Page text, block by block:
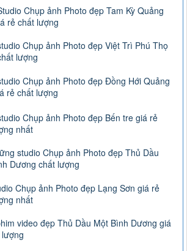
Chụp ảnh Photo đẹp Tam Kỳ Quảng
rẻ chất lượng
Chụp ảnh Photo đẹp Việt Trì Phú Thọ
lượng
Chụp ảnh Photo đẹp Đồng Hới Quảng
rẻ chất lượng
Chụp ảnh Photo đẹp Bến tre giá rẻ
nhất
studio Chụp ảnh Photo đẹp Thủ Dầu
Dương chất lượng
Chụp ảnh Photo đẹp Lạng Sơn giá rẻ
nhất
video đẹp Thủ Dầu Một Bình Dương giá